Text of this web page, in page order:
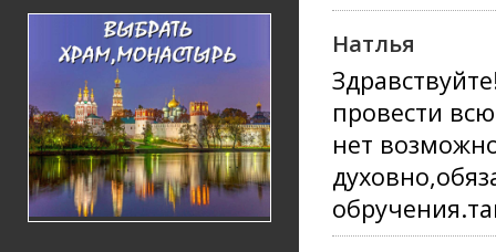
Натлья
провести
нет